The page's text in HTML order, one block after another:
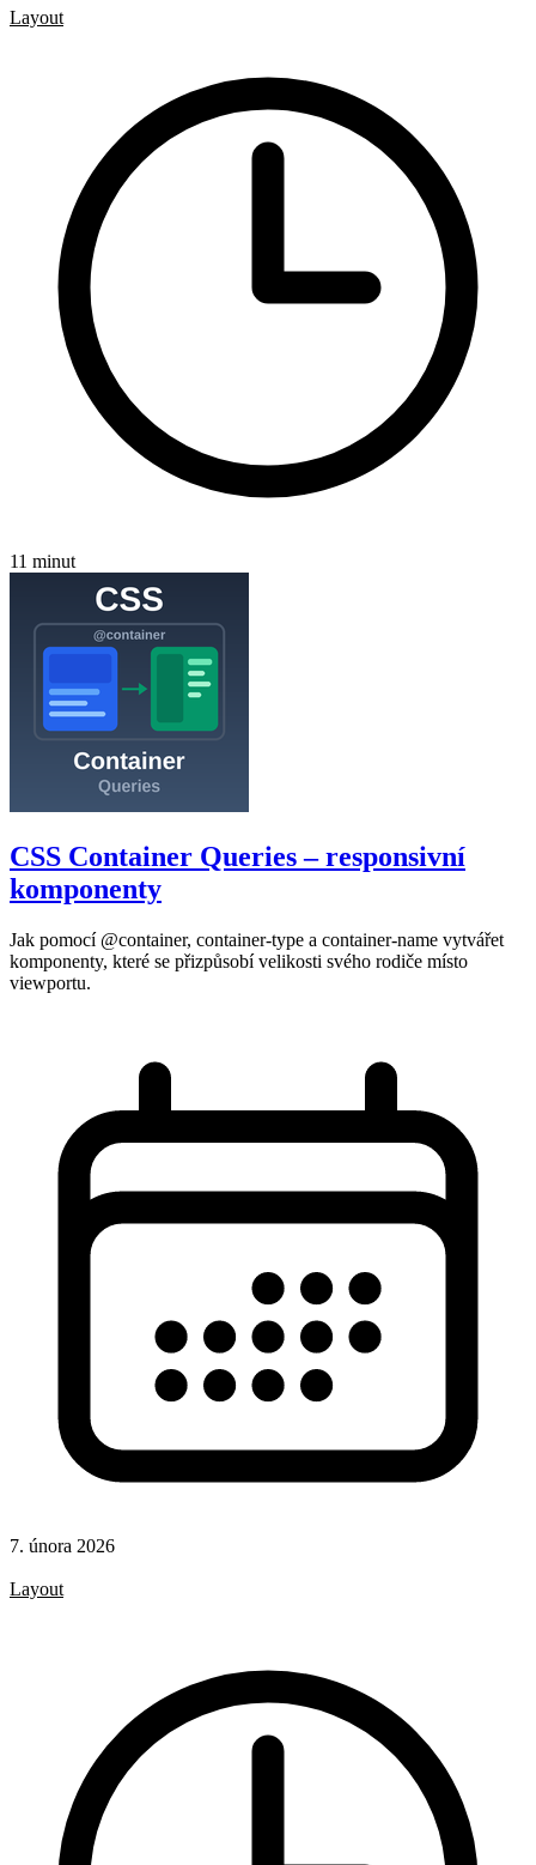
Layout
11 minut
CSS Container Queries – responsivní
komponenty
Jak pomocí @container, container-type a container-name vytvářet
komponenty, které se přizpůsobí velikosti svého rodiče místo
viewportu.
7. února 2026
Layout